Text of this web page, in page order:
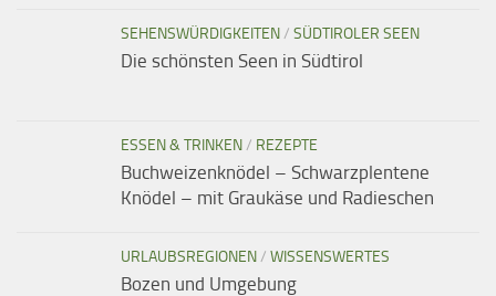
SEHENSWÜRDIGKEITEN/ SÜDTIROLER SEEN
Die schönsten Seen in Südtirol
ESSEN & TRINKEN/ REZEPTE
Buchweizenknödel – Schwarzplentene
Knödel – mit Graukäse und Radieschen
URLAUBSREGIONEN/ WISSENSWERTES
Bozen und Umgebung